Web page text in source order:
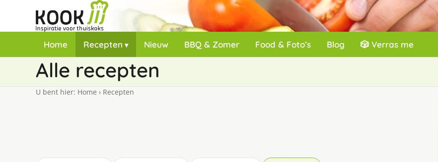
Home Recepten Nieuw BBQ & Zomer Food & Foto’s Blog 🎲 Verras me
Alle recepten
U bent hier: Home › Recepten